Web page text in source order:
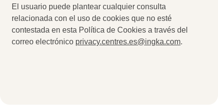
El usuario puede plantear cualquier consulta
relacionada con el uso de cookies que no esté
contestada en esta Política de Cookies a través del
correo electrónico privacy.centres.es@ingka.com.